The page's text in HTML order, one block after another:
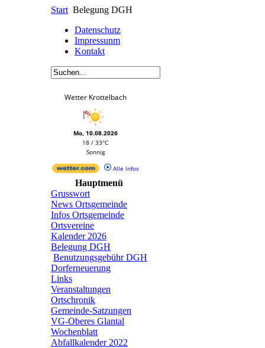
Start Belegung DGH
Datenschutz
Impressunm
Kontakt
Wetter Krottelbach
Mo, 10.08.2026
18 / 33°C
Sonnig
Alle Infos
Hauptmenü
Grusswort
News Ortsgemeinde
Infos Ortsgemeinde
Ortsvereine
Kalender 2026
Belegung DGH
Benutzungsgebühr DGH
Dorferneuerung
Links
Veranstaltungen
Ortschronik
Gemeinde-Satzungen
VG-Oberes Glantal
Wochenblatt
Abfallkalender 2022